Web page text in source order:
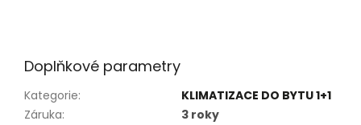
Doplňkové parametry
Kategorie:
KLIMATIZACE DO BYTU 1+1
Záruka:
3 roky